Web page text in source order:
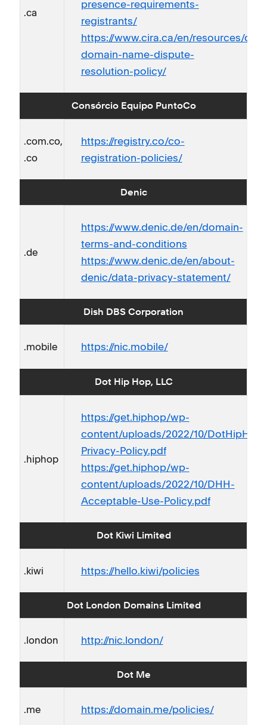
.ca
presence-requirements-
registrants/
https://www.cira.ca/en/resources/
domain-name-dispute-
resolution-policy/
Consórcio Equipo PuntoCo
.com.co,
.co
https://registry.co/co-
registration-policies/
Denic
.de
https://www.denic.de/en/domain-
terms-and-conditions
https://www.denic.de/en/about-
denic/data-privacy-statement/
Dish DBS Corporation
.mobile https://nic.mobile/
Dot Hip Hop, LLC
.hiphop
https://get.hiphop/wp-
content/uploads/2022/10/DotHipHop-
Privacy-Policy.pdf
https://get.hiphop/wp-
content/uploads/2022/10/DHH-
Acceptable-Use-Policy.pdf
Dot Kiwi Limited
.kiwi https://hello.kiwi/policies
Dot London Domains Limited
.london http://nic.london/
Dot Me
.me https://domain.me/policies/